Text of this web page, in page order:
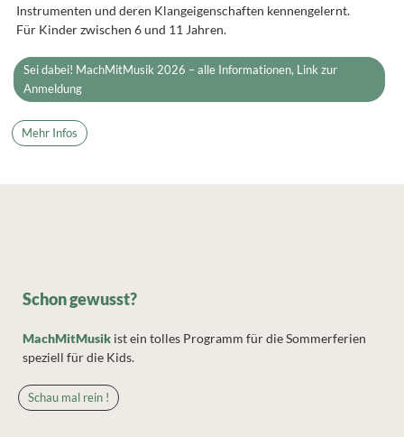
Schon gewusst?
MachMitMusik ist ein tolles Programm für die Sommerferien
speziell für die Kids.
Schau mal rein !
Instrumenten und deren Klangeigenschaften kennengelernt.
Für Kinder zwischen 6 und 11 Jahren.
Sei dabei! MachMitMusik 2026 – alle Informationen, Link zur
Anmeldung
Mehr Infos